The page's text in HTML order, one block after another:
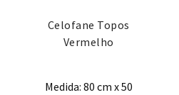
Celofane Topos
Vermelho
Medida: 80 cm x 50